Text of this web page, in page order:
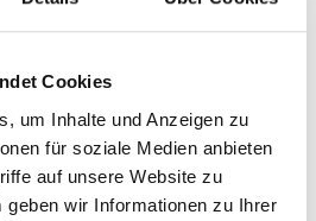
Cookies
um Inhalte und Anzeigen zu
für soziale Medien anbieten
auf unsere Website zu
geben wir Informationen zu Ihrer
erfahren